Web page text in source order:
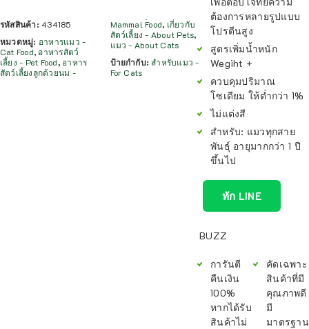
รหัสสินค้า:434185
หมวดหมู่: อาหารแมว -
Cat Food, อาหารสัตว์
เลี้ยง - Pet Food, อาหาร
สัตว์เลี้ยงลูกด้วยนม -
Mammal Food, เกี่ยวกับ
สัตว์เลี้ยง - About Pets,
แมว - About Cats
ป้ายกำกับ:สำหรับแมว -
For Cats
ต้องการหลายรูปแบบ
โปรตีนสูง
สูตรเพิ่มน้ำหนัก
Wegiht +
ควบคุมปริมาณ
โซเดียม ให้ต่ำกว่า 1%
ไม่แต่งสี
สำหรับ: แมวทุกสาย
พันธุ์ อายุมากกว่า 1 ปี
ขึ้นไป
ทัก LINE
BUZZ
การันตี
คืนเงิน
100%
หากได้รับ
สินค้าไม่
คัดเฉพาะ
สินค้าที่มี
คุณภาพดี
มี
มาตรฐาน